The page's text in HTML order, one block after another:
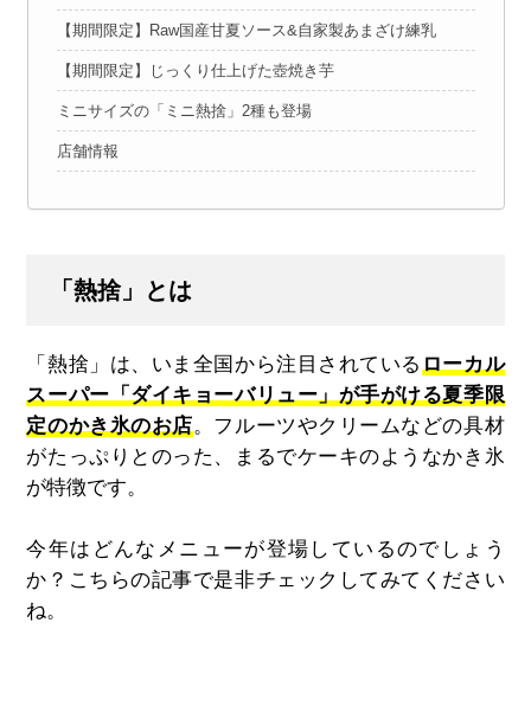
【期間限定】Raw国産甘夏ソース&自家製あまざけ練乳
【期間限定】じっくり仕上げた壺焼き芋
ミニサイズの「ミニ熱捨」2種も登場
店舗情報
「熱捨」とは
「熱捨」は、いま全国から注目されているローカル
スーパー「ダイキョーバリュー」が手がける夏季限
定のかき氷のお店。フルーツやクリームなどの具材
がたっぷりとのった、まるでケーキのようなかき氷
が特徴です。
今年はどんなメニューが登場しているのでしょう
か？こちらの記事で是非チェックしてみてください
ね。